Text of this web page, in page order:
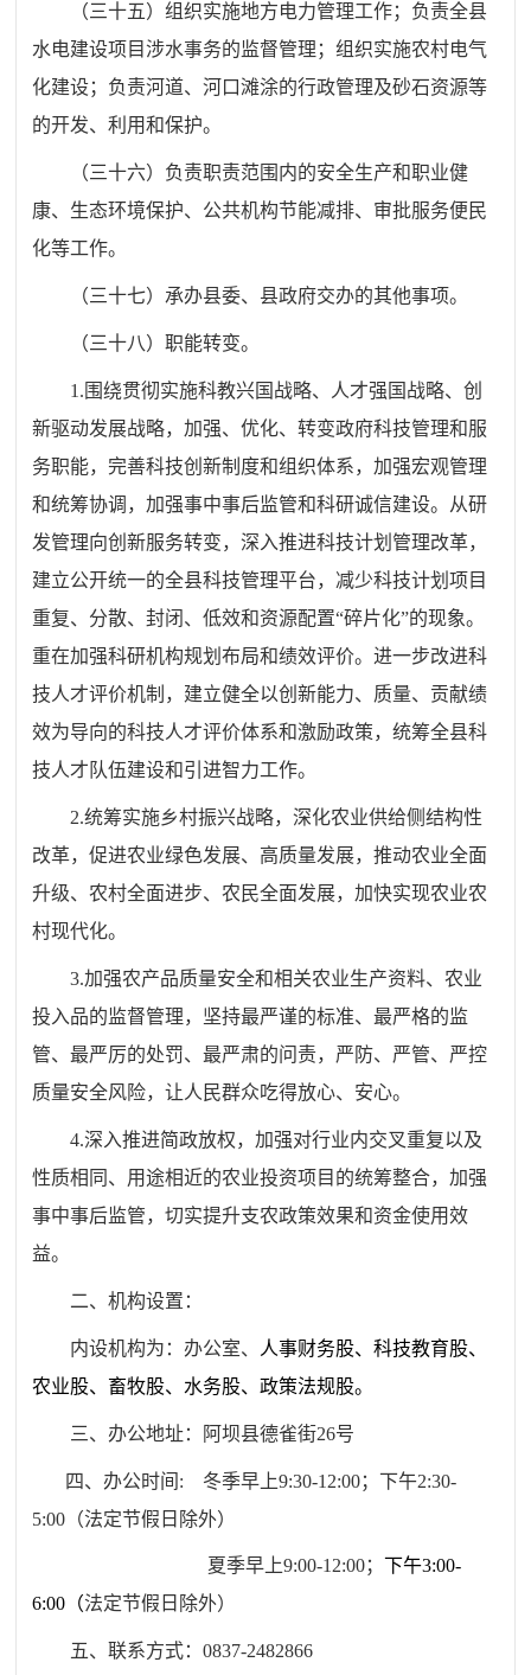
（三十五）组织实施地方电力管理工作；负责全县
水电建设项目涉水事务的监督管理；组织实施农村电气
化建设；负责河道、河口滩涂的行政管理及砂石资源等
的开发、利用和保护。
（三十六） 负责职责范围内的安全生产和职业健
康、生态环境保护、公共机构节能减排、审批服务便民
化等工作。
（三十七） 承办县委、县政府交办的其他事项。
（三十八）职能转变。
1. 围绕贯彻实施科教兴国战略、人才强国战略、创
新驱动发展战略，加强、优化、转变政府科技管理和服
务职能，完善科技创新制度和组织体系，加强宏观管理
和统筹协调，加强事中事后监管和科研诚信建设。从研
发管理向创新服务转变，深入推进科技计划管理改革，
建立公开统一的全县科技管理平台，减少科技计划项目
重复、分散、封闭、低效和资源配置“碎片化”的现象。
重在加强科研机构规划布局和绩效评价。进一步改进科
技人才评价机制，建立健全以创新能力、质量、贡献绩
效为导向的科技人才评价体系和激励政策，统筹全县科
技人才队伍建设和引进智力工作。
2.统筹实施乡村振兴战略，深化农业供给侧结构性
改革，促进农业绿色发展、高质量发展，推动农业全面
升级、农村全面进步、农民全面发展，加快实现农业农
村现代化。
3.加强农产品质量安全和相关农业生产资料、农业
投入品的监督管理，坚持最严谨的标准、最严格的监
管、最严厉的处罚、最严肃的问责，严防、严管、严控
质量安全风险，让人民群众吃得放心、安心。
4.深入推进简政放权，加强对行业内交叉重复以及
性质相同 、用途相近的农业投资项目的统筹整合，加强
事中事后监管，切实提升支农政策效果和资金使用效
益。
二、机构设置 ：
内设机构为：办公室、 人事财务股、科技教育股、
农业股、 畜牧股、 水务股、政策法规股。
三、办公地址：阿坝县德雀街26号
四、办公时间 : 冬季早上9:30-12:00；下午2:30-
5:00（法定节假日除外）
夏季早上9:00-12:00；下午3:00-
6:00（法定节假日除外）
五、联系方式：0837-2482866